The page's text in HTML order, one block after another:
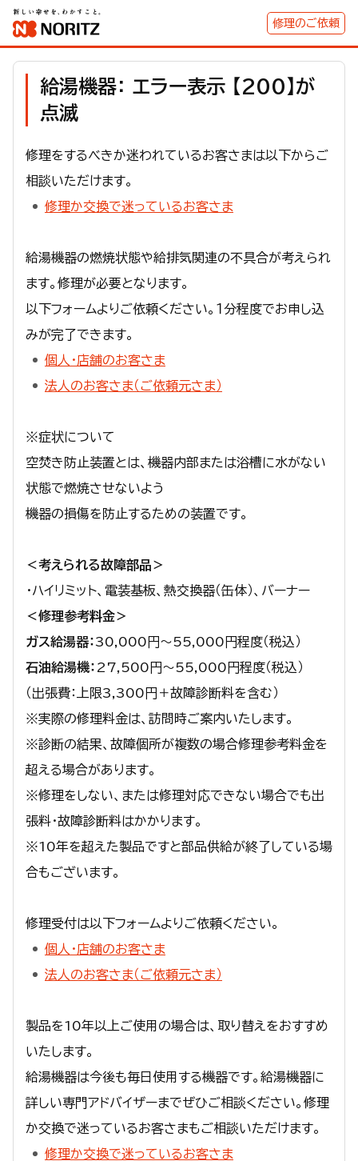
修理のご依頼
給湯機器： エラー表示 【200】が
点滅
修理をするべきか迷われているお客さまは以下からご
相談いただけます。
修理か交換で迷っているお客さま
給湯機器の燃焼状態や給排気関連の不具合が考えられ
ます。修理が必要となります。
以下フォームよりご依頼ください。１分程度でお申し込
みが完了できます。
個人・店舗のお客さま
法人のお客さま（ご依頼元さま）
※症状について
空焚き防止装置とは、機器内部または浴槽に水がない
状態で燃焼させないよう
機器の損傷を防止するための装置です。
＜考えられる故障部品＞
・ハイリミット、電装基板、熱交換器（缶体）、バーナー
＜修理参考料金＞
ガス給湯器：30,000円～55,000円程度（税込）
石油給湯機： 27,500円～55,000円程度（税込）
（出張費：上限3,300円＋故障診断料を含む）
※実際の修理料金は、訪問時ご案内いたします。
※診断の結果、故障個所が複数の場合修理参考料金を
超える場合があります。
※修理をしない、または修理対応できない場合でも出
張料・故障診断料はかかります。
※10年を超えた製品ですと部品供給が終了している場
合もございます。
修理受付は以下フォームよりご依頼ください。
個人・店舗のお客さま
法人のお客さま（ご依頼元さま）
製品を10年以上ご使用の場合は、取り替えをおすすめ
いたします。
給湯機器は今後も毎日使用する機器です。給湯機器に
詳しい専門アドバイザーまでぜひご相談ください。修理
か交換で迷っているお客さまもご相談いただけます。
修理か交換で迷っているお客さま